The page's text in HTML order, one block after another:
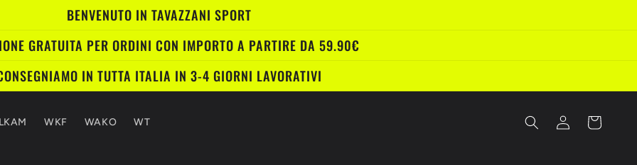
BENVENUTO IN TAVAZZANI SPORT
GRATUITA PER ORDINI CON IMPORTO A PARTIRE DA 59.90€
IN TUTTA ITALIA IN 3-4 GIORNI LAVORATIVI
WKF WAKO WT Accedi Carrello